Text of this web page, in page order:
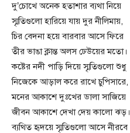
দু’চোখে অনেক হতাশার ব্যথা নিয়ে
স্মৃতিগুলো হারিয়ে যায় দুর নীলিমায়,
চির বেদনা হয়ে বারবার আসে ফিরে
তীর ভাঙা ক্লান্ত অলস ঢেউয়ের মতো।
কষ্টের নদী পাড়ি দিয়ে স্মৃতিগুলো শুধু
নিজেকে আড়াল করে রাখে চুপিসারে,
মনের আকাশে দুঃখের ডালা সাজিয়ে
জীবন আকাশে দেখা দেয় কালো ঝড়।
ব্যথিত হৃদয়ে স্মৃতিগুলো আসে নীরবে